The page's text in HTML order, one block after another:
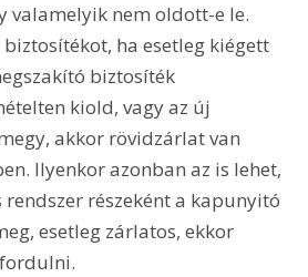
valamelyik nem oldott-e le.
ha esetleg kiégett
biztosíték
kiold, vagy az új
akkor rövidzárlat van
Ilyenkor azonban az is lehet,
részeként a kapunyitó
esetleg zárlatos, ekkor